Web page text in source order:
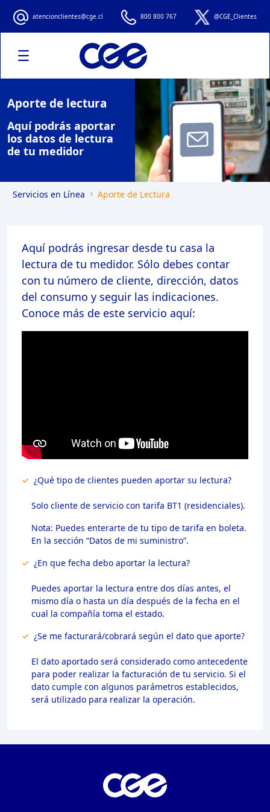
Aporte de Lectura
atencionclientes@cge.cl 800 800 767 @CGE_Clientes
Aporte de lectura
Aquí podrás aportar
los datos de lectura
de tu medidor
Servicios en Línea Aporte de Lectura
Aquí podrás ingresar desde tu casa la
lectura de tu medidor. Sólo debes contar
con tu número de cliente, dirección, datos
del consumo y seguir las indicaciones.
Conoce más de este servicio aquí:
✓ ¿Qué tipo de clientes pueden aportar su lectura?
Solo cliente de servicio con tarifa BT1 (residenciales).
Nota: Puedes enterarte de tu tipo de tarifa en boleta.
En la sección “Datos de mi suministro”.
✓ ¿En que fecha debo aportar la lectura?
Puedes aportar la lectura entre dos días antes, el
mismo día o hasta un día después de la fecha en el
cual la compañía toma el estado.
✓ ¿Se me facturará/cobrará según el dato que aporte?
El dato aportado será considerado como antecedente
para poder realizar la facturación de tu servicio. Si el
dato cumple con algunos parámetros establecidos,
será utilizado para realizar la operación.